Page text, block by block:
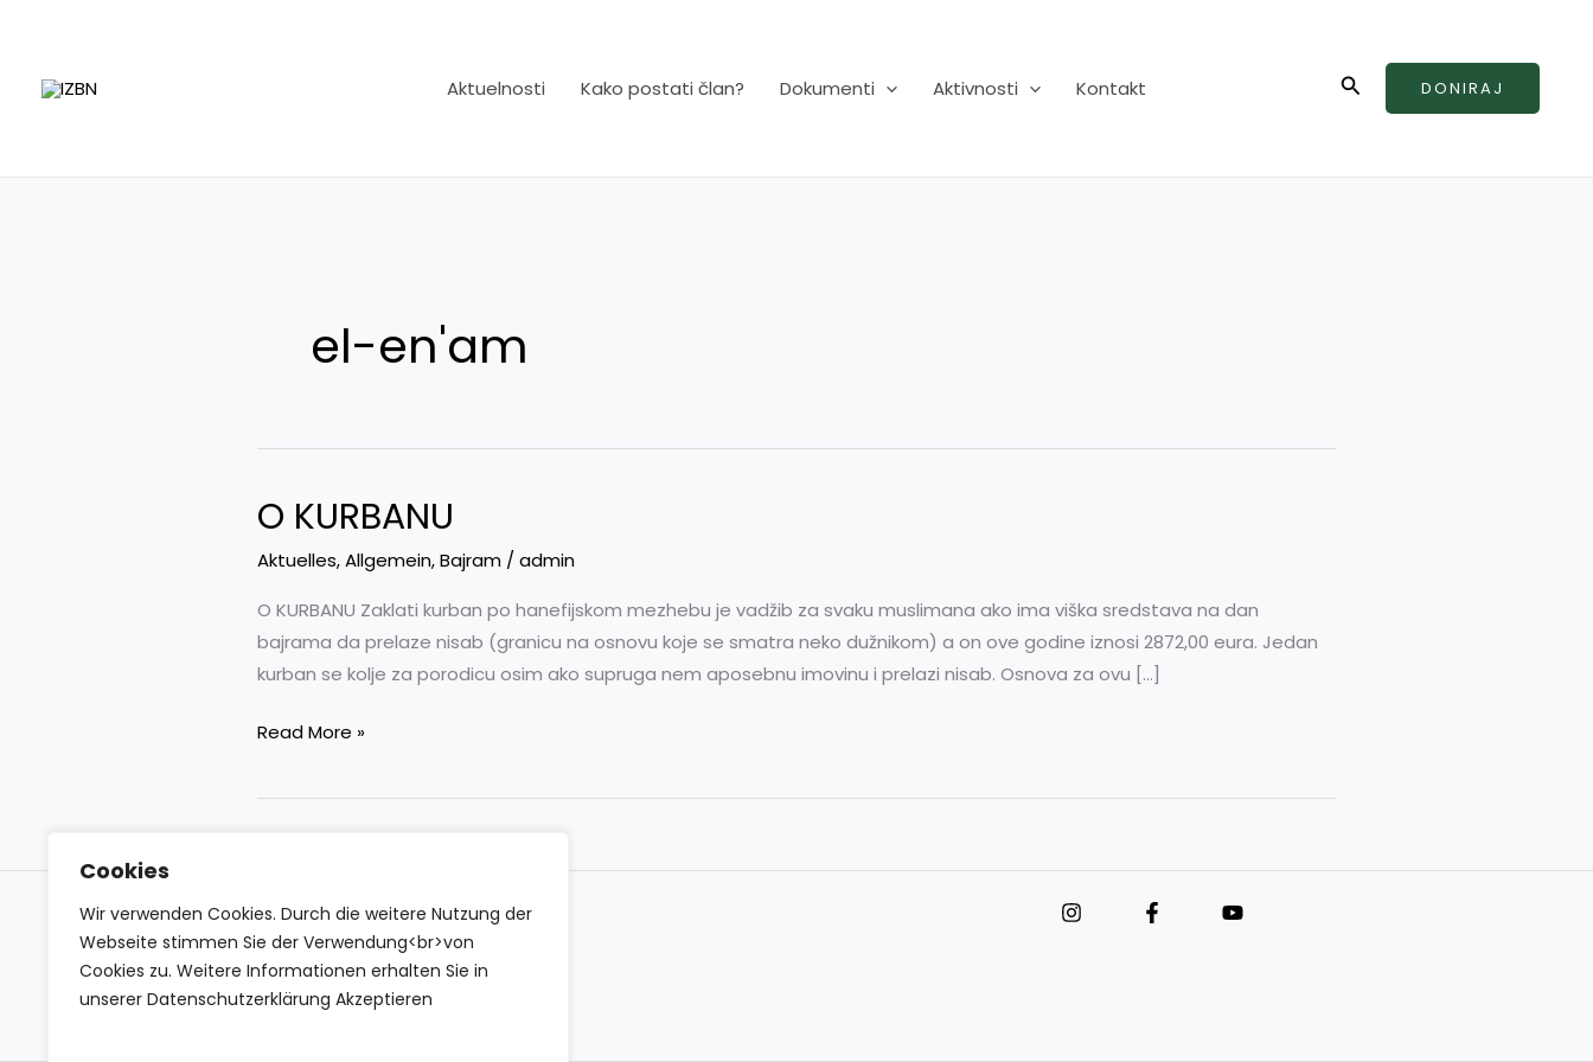
Cookies
Wir verwenden Cookies. Durch die weitere Nutzung der
Webseite stimmen Sie der Verwendung<br>von
Cookies zu. Weitere Informationen erhalten Sie in
unserer Datenschutzerklärung Akzeptieren
content
Aktuelnosti Kako postati član? Dokumenti Aktivnosti Kontakt Search DONIRAJ
el-en'am
O KURBANU
Aktuelles,Allgemein,Bajram /admin
O KURBANU Zaklati kurban po hanefijskom mezhebu je vadžib za svaku muslimana ako ima viška sredstava na dan
bajrama da prelaze nisab (granicu na osnovu koje se smatra neko dužnikom) a on ove godine iznosi 2872,00 eura. Jedan
kurban se kolje za porodicu osim ako supruga nem aposebnu imovinu i prelazi nisab. Osnova za ovu […]
O
Read More »
Contact